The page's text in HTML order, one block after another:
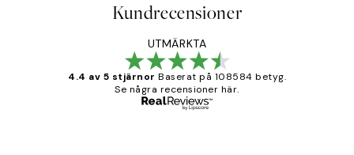
Kundrecensioner
UTMÄRKTA
4.4 av 5 stjärnor Baserat på 108584 betyg.
Se några recensioner här.